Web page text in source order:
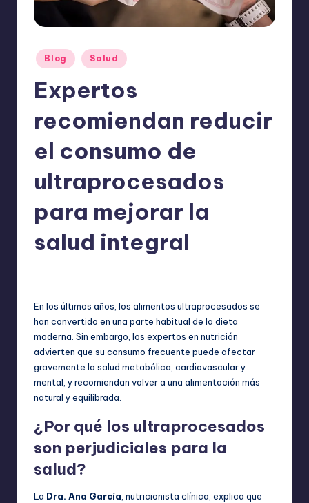
Publicado
en
Blog Salud
Expertos
recomiendan reducir
el consumo de
ultraprocesados
para mejorar la
salud integral
En los últimos años, los alimentos ultraprocesados se
han convertido en una parte habitual de la dieta
moderna. Sin embargo, los expertos en nutrición
advierten que su consumo frecuente puede afectar
gravemente la salud metabólica, cardiovascular y
mental, y recomiendan volver a una alimentación más
natural y equilibrada.
¿Por qué los ultraprocesados
son perjudiciales para la
salud?
La Dra. Ana García , nutricionista clínica, explica que